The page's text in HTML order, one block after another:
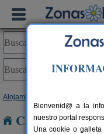
Alojamientos
Casas Rurales
Bienvenid@ a la
nuestro portal
Una cookie o